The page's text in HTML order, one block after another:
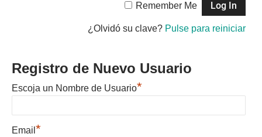
Remember Me
¿Olvidó su clave? Pulse para reiniciar
Registro de Nuevo Usuario
Escoja un Nombre de Usuario*
Email *